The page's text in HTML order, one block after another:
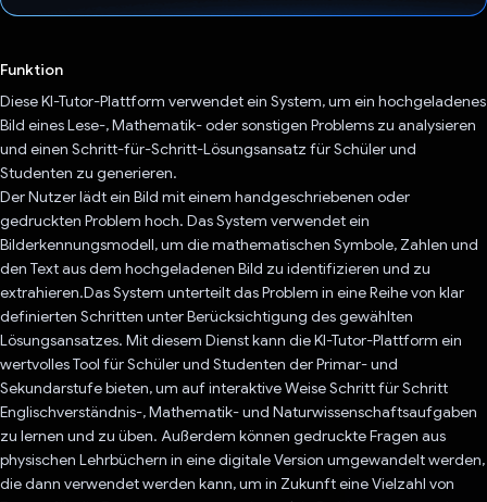
Funktion
Diese KI-Tutor-Plattform verwendet ein System, um ein hochgeladenes
Bild eines Lese-, Mathematik- oder sonstigen Problems zu analysieren
und einen Schritt-für-Schritt-Lösungsansatz für Schüler und
Studenten zu generieren.
Der Nutzer lädt ein Bild mit einem handgeschriebenen oder
gedruckten Problem hoch. Das System verwendet ein
Bilderkennungsmodell, um die mathematischen Symbole, Zahlen und
den Text aus dem hochgeladenen Bild zu identifizieren und zu
extrahieren.Das System unterteilt das Problem in eine Reihe von klar
definierten Schritten unter Berücksichtigung des gewählten
Lösungsansatzes. Mit diesem Dienst kann die KI-Tutor-Plattform ein
wertvolles Tool für Schüler und Studenten der Primar- und
Sekundarstufe bieten, um auf interaktive Weise Schritt für Schritt
Englischverständnis-, Mathematik- und Naturwissenschaftsaufgaben
zu lernen und zu üben. Außerdem können gedruckte Fragen aus
physischen Lehrbüchern in eine digitale Version umgewandelt werden,
die dann verwendet werden kann, um in Zukunft eine Vielzahl von